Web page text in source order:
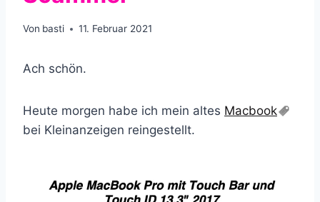
Von basti 11. Februar 2021
Ach schön.
Heute morgen habe ich mein altes Macbook
bei Kleinanzeigen reingestellt.